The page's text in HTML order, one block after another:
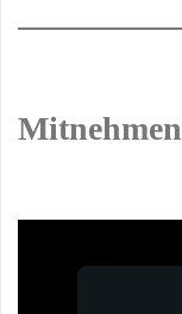
Mitnehmen